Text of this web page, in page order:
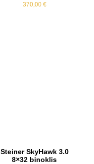
370,00 €
Steiner SkyHawk 3.0
8×32 binoklis